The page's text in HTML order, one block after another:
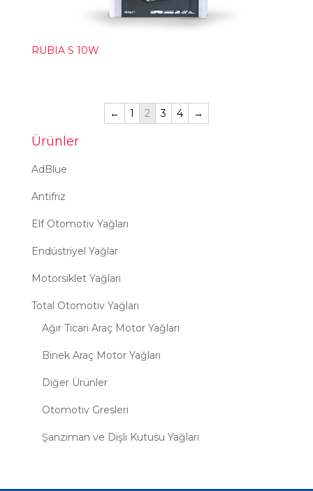
RUBIA S 10W
← 1 2 3 4 →
Ürünler
AdBlue
Antifriz
Elf Otomotiv Yağları
Endüstriyel Yağlar
Motorsiklet Yağları
Total Otomotiv Yağları
Ağır Ticari Araç Motor Yağları
Binek Araç Motor Yağları
Diğer Ürünler
Otomotiv Gresleri
Şanzıman ve Dişli Kutusu Yağları